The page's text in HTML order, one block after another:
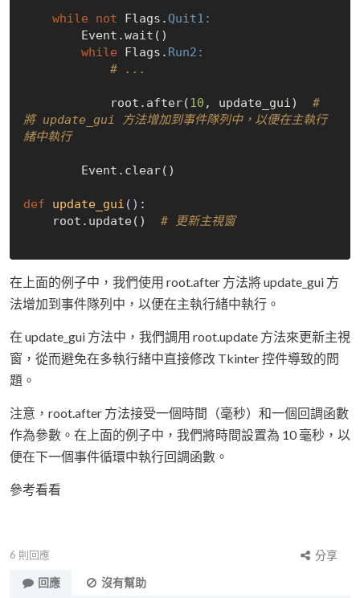
while not Flags. Quit1:
while Flags. Run2:
# ...
            root.after(
10 , update_gui) #
將 update_gui 方法增加到事件隊列中，以便在主執行
緒中執行
def update_gui () :
    root.update()
# 更新主視窗
在上面的例子中，我們使用 root.after 方法將 update_gui 方
法增加到事件隊列中，以便在主執行緒中執行。
在 update_gui 方法中，我們調用 root.update 方法來更新主視
窗，從而避免在多執行緒中直接修改 Tkinter 控件導致的問
題。
注意，root.after 方法接受一個時間（毫秒）和一個回調函數
作為參數。在上面的例子中，我們將時間設置為 10 毫秒，以
便在下一個事件循環中執行回調函數。
參考看看
6 則回應
分享
回應
沒有幫助